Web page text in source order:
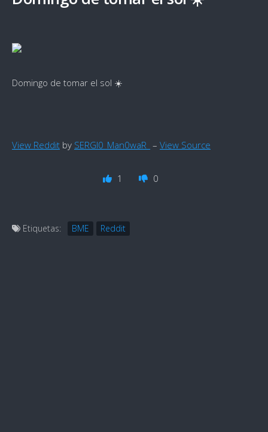
Domingo de tomar el sol ☀️
View Reddit by SERGI0_Man0waR_ – View Source
1 0
Etiquetas: BME Reddit